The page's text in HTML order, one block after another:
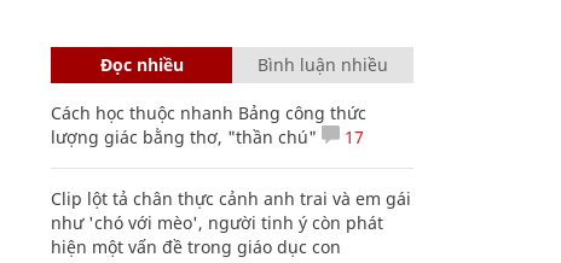
Đọc nhiều Bình luận nhiều
Cách học thuộc nhanh Bảng công thức
lượng giác bằng thơ, "thần chú"
17
Clip lột tả chân thực cảnh anh trai và em gái
như 'chó với mèo', người tinh ý còn phát
hiện một vấn đề trong giáo dục con